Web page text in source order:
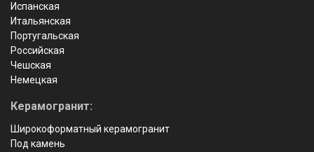
Испанская
Итальянская
Португальская
Российская
Чешская
Немецкая
Керамогранит:
Широкоформатный керамогранит
Под камень